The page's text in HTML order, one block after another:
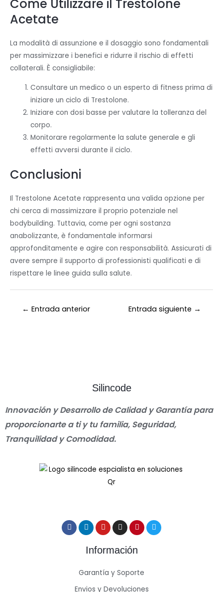
Come Utilizzare il Trestolone
Acetate
La modalità di assunzione e il dosaggio sono fondamentali
per massimizzare i benefici e ridurre il rischio di effetti
collaterali. È consigliabile:
Consultare un medico o un esperto di fitness prima di
iniziare un ciclo di Trestolone.
Iniziare con dosi basse per valutare la tolleranza del
corpo.
Monitorare regolarmente la salute generale e gli
effetti avversi durante il ciclo.
Conclusioni
Il Trestolone Acetate rappresenta una valida opzione per
chi cerca di massimizzare il proprio potenziale nel
bodybuilding. Tuttavia, come per ogni sostanza
anabolizzante, è fondamentale informarsi
approfonditamente e agire con responsabilità. Assicurati di
avere sempre il supporto di professionisti qualificati e di
rispettare le linee guida sulla salute.
← Entrada anterior Entrada siguiente →
Silincode
Innovación y Desarrollo de Calidad y Garantía para
proporcionarte a ti y tu familia, Seguridad,
Tranquilidad y Comodidad.
Información
Garantía y Soporte
Envios y Devoluciones